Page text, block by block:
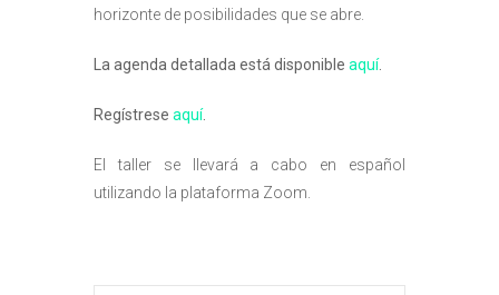
horizonte de posibilidades que se abre.
La agenda detallada está disponible aquí.
Regístrese aquí.
El taller se llevará a cabo en español
utilizando la plataforma Zoom.